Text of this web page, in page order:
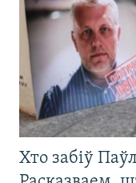
Хто забіў